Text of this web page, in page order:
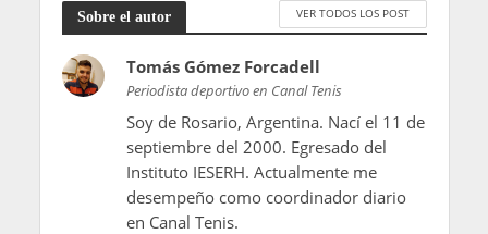
Sobre el autor VER TODOS LOS POST
Tomás Gómez Forcadell
Periodista deportivo en Canal Tenis
Soy de Rosario, Argentina. Nací el 11 de
septiembre del 2000. Egresado del
Instituto IESERH. Actualmente me
desempeño como coordinador diario
en Canal Tenis.